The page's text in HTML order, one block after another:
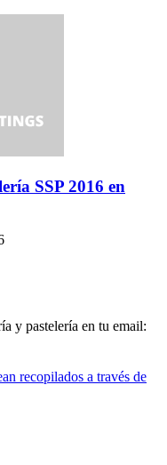
SSP 2016 en
y pastelería en tu email:
recopilados a través de